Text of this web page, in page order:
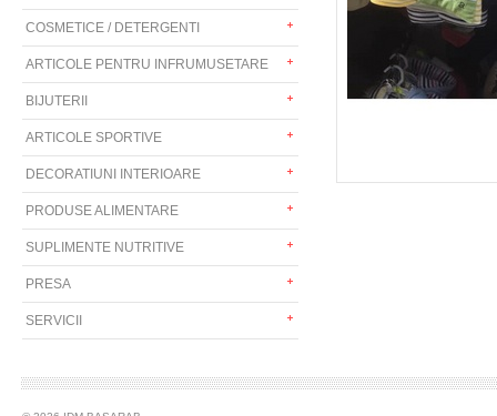
COSMETICE / DETERGENTI
ARTICOLE PENTRU INFRUMUSETARE
BIJUTERII
ARTICOLE SPORTIVE
DECORATIUNI INTERIOARE
PRODUSE ALIMENTARE
SUPLIMENTE NUTRITIVE
PRESA
SERVICII